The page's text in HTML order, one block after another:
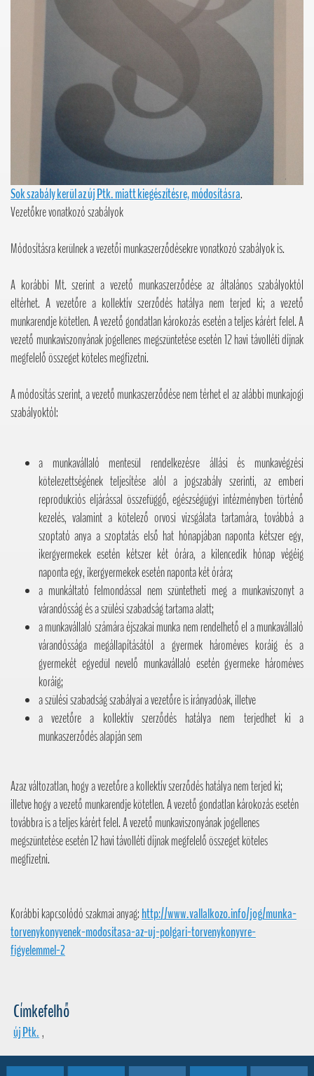
Sok szabály kerül az új Ptk. miatt kiegészítésre, módosításra.
Vezetőkre vonatkozó szabályok
Módosításra kerülnek a vezetői munkaszerződésekre vonatkozó szabályok is.
A korábbi Mt. szerint a vezető munkaszerződése az általános szabályoktól
eltérhet. A vezetőre a kollektív szerződés hatálya nem terjed ki; a vezető
munkarendje kötetlen. A vezető gondatlan károkozás esetén a teljes kárért felel. A
vezető munkaviszonyának jogellenes megszüntetése esetén 12 havi távolléti díjnak
megfelelő összeget köteles megfizetni.
A módosítás szerint, a vezető munkaszerződése nem térhet el az alábbi munkajogi
szabályoktól:
a munkavállaló mentesül rendelkezésre állási és munkavégzési
kötelezettségének teljesítése alól a jogszabály szerinti, az emberi
reprodukciós eljárással összefüggő, egészségügyi intézményben történő
kezelés, valamint a kötelező orvosi vizsgálata tartamára, továbbá a
szoptató anya a szoptatás első hat hónapjában naponta kétszer egy,
ikergyermekek esetén kétszer két órára, a kilencedik hónap végéig
naponta egy, ikergyermekek esetén naponta két órára;
a munkáltató felmondással nem szüntetheti meg a munkaviszonyt a
várandósság és a szülési szabadság tartama alatt;
a munkavállaló számára éjszakai munka nem rendelhető el a munkavállaló
várandóssága megállapításától a gyermek hároméves koráig és a
gyermekét egyedül nevelő munkavállaló esetén gyermeke hároméves
koráig;
a szülési szabadság szabályai a vezetőre is irányadóak, illetve
a vezetőre a kollektív szerződés hatálya nem terjedhet ki a
munkaszerződés alapján sem
Azaz változatlan, hogy a vezetőre a kollektív szerződés hatálya nem terjed ki;
illetve hogy a vezető munkarendje kötetlen. A vezető gondatlan károkozás esetén
továbbra is a teljes kárért felel. A vezető munkaviszonyának jogellenes
megszüntetése esetén 12 havi távolléti díjnak megfelelő összeget köteles
megfizetni.
Korábbi kapcsolódó szakmai anyag:http://www.vallalkozo.info/jog/munka-
torvenykonyvenek-modositasa-az-uj-polgari-torvenykonyvre-
figyelemmel-2
Címkefelhő
új Ptk.,